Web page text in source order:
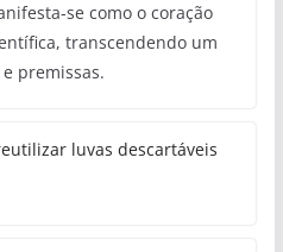
se como o coração
transcendendo um
premissas.
luvas descartáveis